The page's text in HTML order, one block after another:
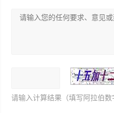
请输入计算结果（填写阿拉伯